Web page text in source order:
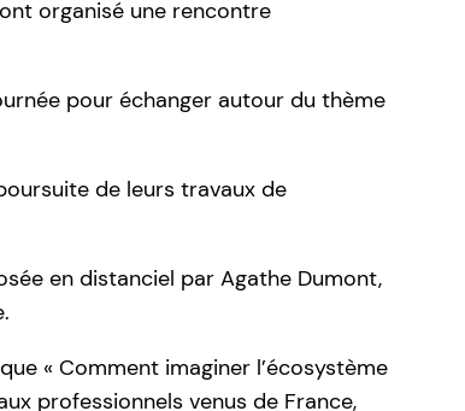
organisé une rencontre
pour échanger autour du thème
de leurs travaux de
en distanciel par Agathe Dumont,
« Comment imaginer l’écosystème
professionnels venus de France,